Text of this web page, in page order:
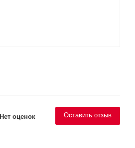
Нет оценок Оставить отзыв